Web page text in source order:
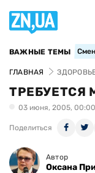
ВАЖНЫЕ ТЕМЫ
ГЛАВНАЯ
ТРЕБУЕТСЯ
03 июня, 2005, 00:00
Поделиться
Автор
Оксана